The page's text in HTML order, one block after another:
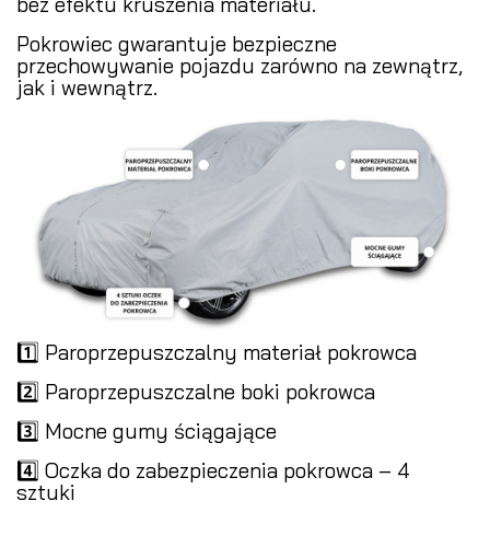
Pokrowiec gwarantuje bezpieczne
przechowywanie pojazdu zarówno na zewnątrz,
jak i wewnątrz.
1️⃣ Paroprzepuszczalny materiał pokrowca
2️⃣ Paroprzepuszczalne boki pokrowca
3️⃣ Mocne gumy ściągające
4️⃣ Oczka do zabezpieczenia pokrowca – 4
sztuki